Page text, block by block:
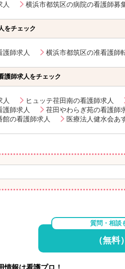
人 横浜市都筑区の病院の看護師募
をチェック
護師求人 横浜市都筑区の准看護師
護師求人をチェック
人 ヒュッテ荏田南の看護師求人
護師求人
荏田やわらぎ苑の看護師
の看護師求人
医療法人健水会あ
質問・相談
（無
情報は看護プロ！